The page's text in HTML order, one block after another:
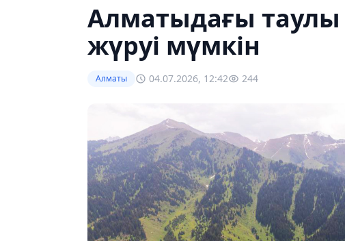
Алматыдағы таулы
жүруі мүмкін
Алматы 04.07.2026, 12:42 244